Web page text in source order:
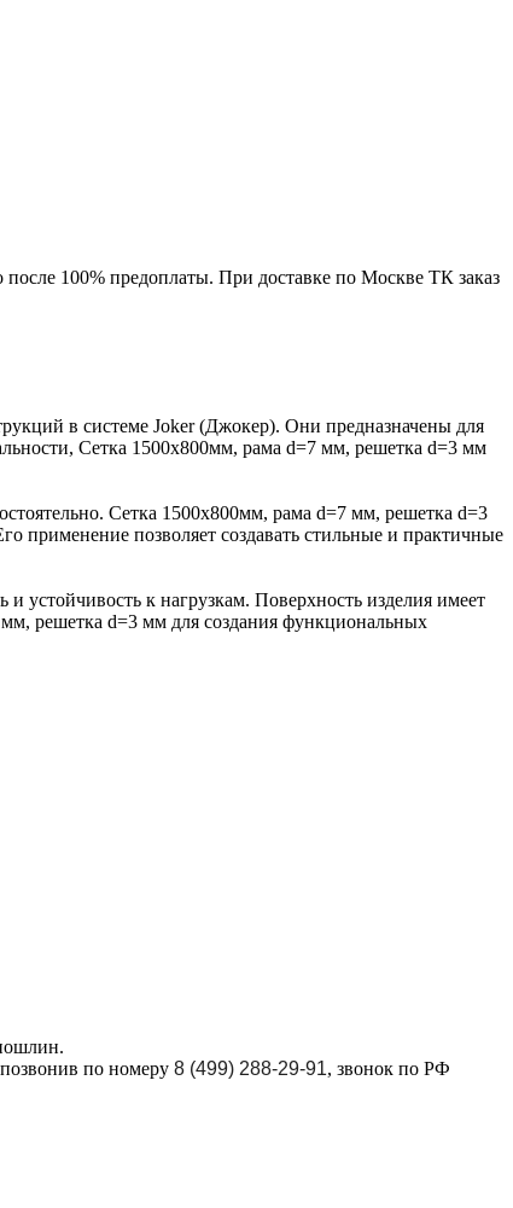
100% предоплаты. При доставке по Москве ТК заказ
в системе Joker (Джокер). Они предназначены для
Сетка 1500х800мм, рама d=7 мм, решетка d=3 мм
Сетка 1500х800мм, рама d=7 мм, решетка d=3
применение позволяет создавать стильные и практичные
устойчивость к нагрузкам. Поверхность изделия имеет
решетка d=3 мм для создания функциональных
по номеру 8 (499) 288-29-91, звонок по РФ